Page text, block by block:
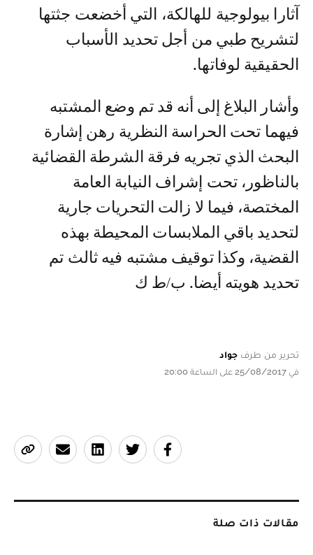
آثارا بيولوجية للهالكة، التي أخضعت جثتها
لتشريح طبي من أجل تحديد الأسباب
الحقيقية لوفاتها.
وأشار البلاغ إلى أنه قد تم وضع المشتبه
فيهما تحت الحراسة النظرية رهن إشارة
البحث الذي تجريه فرقة الشرطة القضائية
بالناظور، تحت إشراف النيابة العامة
المختصة، فيما لا زالت التحريات جارية
لتحديد باقي الملابسات المحيطة بهذه
القضية، وكذا توقيف مشتبه فيه ثالث تم
تحديد هويته أيضا. ب/ط ك
تحرير من طرف جواد
في 25/08/2017 على الساعة 20:00
مقالات ذات صلة